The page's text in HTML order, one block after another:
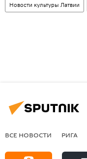
Новости культуры Латвии
ВСЕ НОВОСТИ РИГА